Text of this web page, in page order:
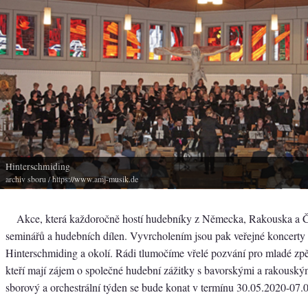
Hinterschmiding
archiv sboru / https://www.amj-musik.de
Akce, která každoročně hostí hudebníky z Německa, Rakouska a
seminářů a hudebních dílen. Vyvrcholením jsou pak veřejné koncerty
Hinterschmiding a okolí. Rádi tlumočíme vřelé pozvání pro mladé
kteří mají zájem o společné hudební zážitky s bavorskými a
sborový a orchestrální týden se bude konat v termínu 30.05.2020-